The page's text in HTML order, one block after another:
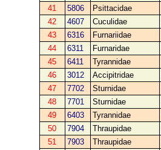
41
5806 Psittacidae
42
4607 Cuculidae
43
6316 Furnariidae
44
6311 Furnaridae
45
6411 Tyrannidae
46
3012 Accipitridae
47
7702 Sturnidae
48
7701 Sturnidae
49
6403 Tyrannidae
50
7904 Thraupidae
51
7903 Thraupidae